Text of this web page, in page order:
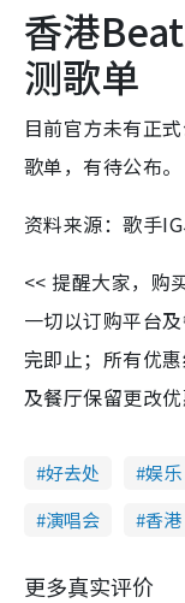
香港
测歌单
目前官方未有正
歌单，有待公布。
资料来源：歌手
<< 提醒大家，购
一切以订购平台
完即止；所有优
及餐厅保留更改
好去处 娱乐
演唱会
香港
更多真实评价